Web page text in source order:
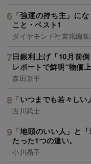
「強運の持ち主」に
こと・ベスト1
ダイヤモンド社書籍編集
日銀利上げ「10月前
レポートで鮮明“物価
森田京平
「いつまでも若々し
古川武士
「地頭のいい人」と
たった1つの違い。
小川晶子